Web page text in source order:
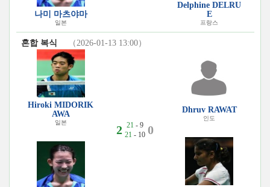
나미 마츠야마
일본
Delphine DELRU
E
프랑스
혼합 복식 （2026-01-13 13:00）
Hiroki MIDORIK
AWA
일본
2 21 - 9
21 - 10 0
Dhruv RAWAT
인도